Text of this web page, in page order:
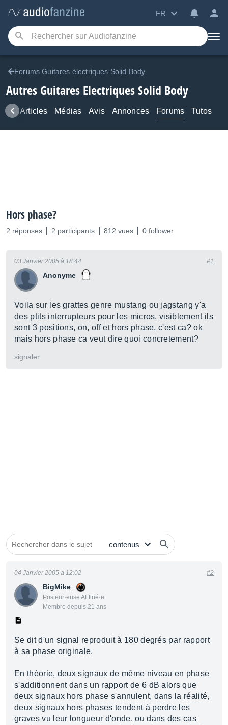
FR
Forums Guitares électriques Solid Body
Autres Guitares Electriques Solid Body
Articles Médias Avis Annonces Forums Tutos
Hors phase?
2 réponses 2 participants 812 vues 0 follower
Anonyme
03 Janvier 2005 à 18:44 #1
Voila sur les grattes genre mustang ou jagstang y'a
des ptits interrupteurs pour les micros, visiblement ils
sont 3 positions, on, off et hors phase, c'est ca? ok
mais hors phase ca veut dire quoi concretement?
signaler
BigMike
Posteur·euse AFfiné·e
Membre depuis 21 ans
04 Janvier 2005 à 12:02 #2
Se dit d'un signal reproduit à 180 degrés par rapport
à sa phase originale.
En théorie, deux signaux de même niveau en phase
s'additionnent dans un rapport de 6 dB alors que
deux signaux hors phase s'annulent, dans la réalité,
deux signaux hors phases tendent à perdre les
graves vu leur longueur d'onde, ou dans des cas